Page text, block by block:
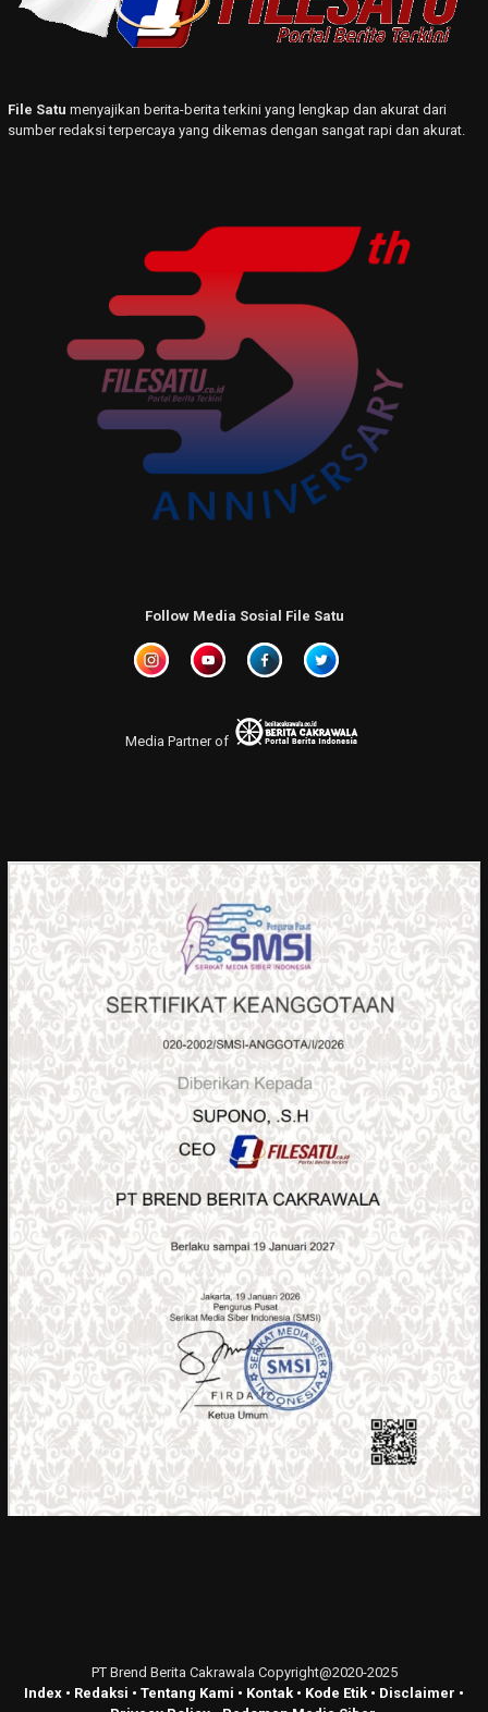
File Satu menyajikan berita-berita terkini yang lengkap dan akurat dari
sumber redaksi terpercaya yang dikemas dengan sangat rapi dan akurat.
Follow Media Sosial File Satu
Media Partner of
PT Brend Berita Cakrawala Copyright@2020-2025
Index • Redaksi • Tentang Kami • Kontak • Kode Etik • Disclaimer •